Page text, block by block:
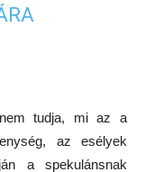
tudja, mi az a
az esélyek
a spekulánsnak